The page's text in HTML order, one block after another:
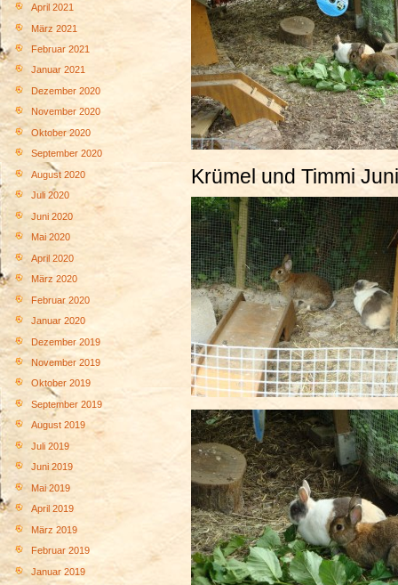
April 2021
März 2021
Februar 2021
Januar 2021
Dezember 2020
November 2020
Oktober 2020
September 2020
August 2020
Juli 2020
Juni 2020
Mai 2020
April 2020
März 2020
Februar 2020
Januar 2020
Dezember 2019
November 2019
Oktober 2019
September 2019
August 2019
Juli 2019
Juni 2019
Mai 2019
April 2019
März 2019
Februar 2019
Januar 2019
Krümel und Timmi